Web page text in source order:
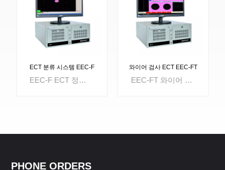
ECT 분류 시스템 EEC-F
EEC-F ECT 정렬 경도선별, 소재선별, 열처리선별을 위한 시스템을 제공합니다. 금속관의 검사 및 분류에 사용할 수 있습니다., 바, 전선, 자동차 부품, 밸브 및 각종 금속 부품. 구조, 표면 경도, 케이스 깊이의 차이도 잘 구분할 수 있습니다.
와이어 검사 ECT EEC-FT
EEC-FT 와이어 검사 ECT는 동시에 5개의 라인을 테스트할 수 있는 5개의 독립적인 테스트 채널로 설계되었습니다. 각 채널의 시작과 끝을 개별적으로 제어할 수 있습니다. 옵션으로 제공되는 강력한 보고서 시스템을 통해 테스트 데이터 분석을 쉽게 수행할 수 있습니다. 텅스텐 와이어 검사 및 몰리브덴 와이어 검사에 널리 사용됩니다.
PHONE ORDERS